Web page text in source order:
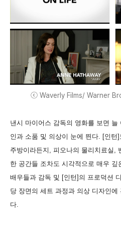
ⓒ Waverly Films/ Warner
낸시 마이어스 감독의 영화를 보면
인과 소품 및 의상이 눈에 띈다. [인턴
주방이라든지, 피오나의 물리치료실,
한 공간들 조차도 시각적으로 매우
배우들과 감독 및 [인턴]의 프로덕션
당 장면의 세트 과정과 의상 디자인
다.